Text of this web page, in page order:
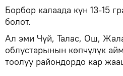
Борбор калаада күн 13-15
болот.
Ал эми Чүй, Талас, Ош,
облустарынын көпчүлүк
тоолуу райондордо кар